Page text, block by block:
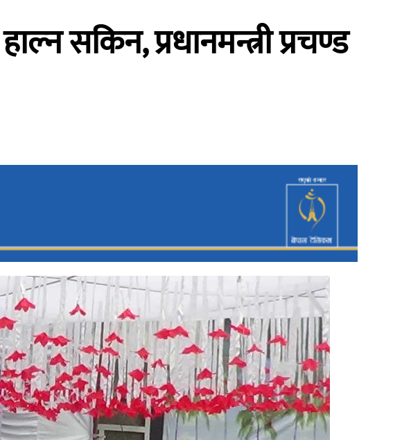
सकिन, प्रधानमन्त्री प्रचण्ड